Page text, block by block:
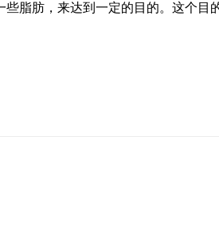
脂肪，来达到一定的目的。这个目